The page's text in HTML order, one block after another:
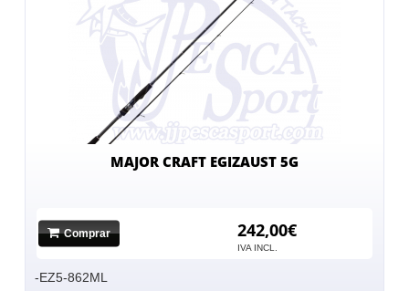
MAJOR CRAFT EGIZAUST 5G
Comprar 242,00€
IVA INCL.
-EZ5-862ML